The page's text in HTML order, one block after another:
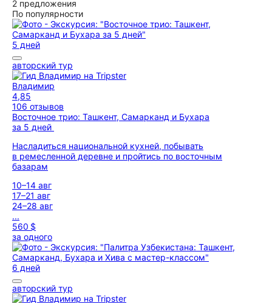
2 предложения
По популярности
5 дней
авторский тур
Владимир
4,85
106 отзывов
Восточное трио: Ташкент, Самарканд и Бухара
за 5 дней
Насладиться национальной кухней, побывать
в ремесленной деревне и пройтись по восточным
базарам
10–14 авг
17–21 авг
24–28 авг
...
560 $
за одного
6 дней
авторский тур